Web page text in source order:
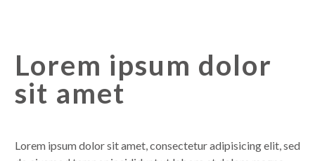
Lorem ipsum dolor
sit amet
Lorem ipsum dolor sit amet, consectetur adipisicing elit, sed